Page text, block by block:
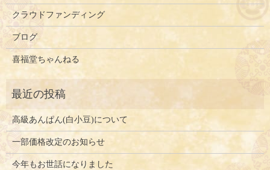
クラウドファンディング
ブログ
喜福堂ちゃんねる
高級あんぱん(白小豆)について
一部価格改定のお知らせ
今年もお世話になりました